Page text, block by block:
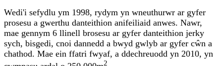
Wedi'i sefydlu ym 1998, rydym yn wneuthurwr ar gyfer
prosesu a gwerthu danteithion anifeiliaid anwes. Nawr,
mae gennym 6 llinell brosesu ar gyfer danteithion jerky
sych, bisgedi, cnoi dannedd a bwyd gwlyb ar gyfer cŵn a
chathod. Mae ein ffatri fwyaf, a ddechreuodd yn 2010, yn
2